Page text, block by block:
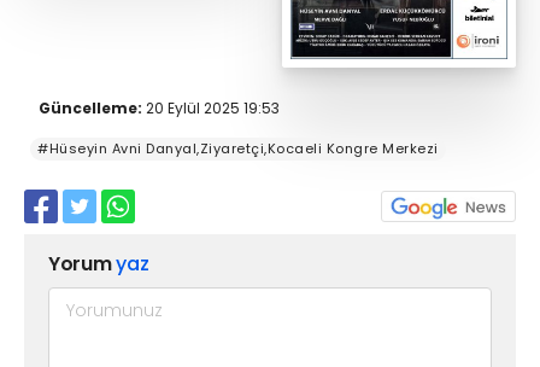
Güncelleme: 20 Eylül 2025 19:53
#Hüseyin Avni Danyal,Ziyaretçi,Kocaeli Kongre Merkezi
Yorumyaz